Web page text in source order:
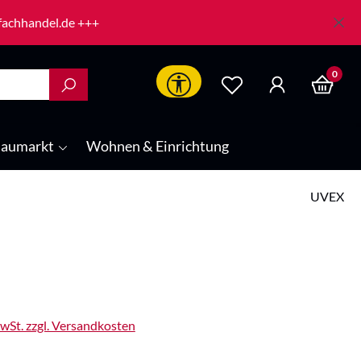
+++
Werkzeugleiste anzeigen
0
Wohnen & Einrichtung
UVEX
zzgl. Versandkosten